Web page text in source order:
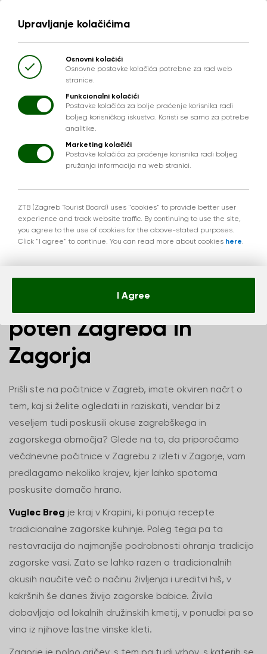
Po gastronomskih
poteh Zagreba in
Zagorja
Prišli ste na počitnice v Zagreb, imate okviren načrt o
tem, kaj si želite ogledati in raziskati, vendar bi z
veseljem tudi poskusili okuse zagrebškega in
zagorskega območja? Glede na to, da priporočamo
večdnevne počitnice v Zagrebu z izleti v Zagorje, vam
predlagamo nekoliko krajev, kjer lahko spotoma
poskusite domačo hrano.
Vuglec Breg je kraj v Krapini, ki ponuja recepte
tradicionalne zagorske kuhinje. Poleg tega pa ta
restavracija do najmanjše podrobnosti ohranja tradicijo
zagorske vasi. Zato se lahko razen o tradicionalnih
okusih naučite več o načinu življenja i ureditvi hiš, v
kakršnih še danes živijo zagorske babice. Živila
dobavljajo od lokalnih družinskih kmetij, v ponudbi pa so
vina iz njihove lastne vinske kleti.
Upravljanje kolačićima
Osnovni kolačići
Osnovne postavke kolačića potrebne za rad web
stranice.
Funkcionalni kolačići
Postavke kolačića za bolje praćenje korisnika radi
boljeg korisničkog iskustva. Koristi se samo za potrebe
analitike.
Marketing kolačići
Postavke kolačića za praćenje korisnika radi boljeg
pružanja informacija na web stranici.
ZTB (Zagreb Tourist Board) uses "cookies" to provide better user
experience and track website traffic. By continuing to use the site,
you agree to the use of cookies for the above-stated purposes.
Click "I agree" to continue. You can read more about cookies here.
I Agree